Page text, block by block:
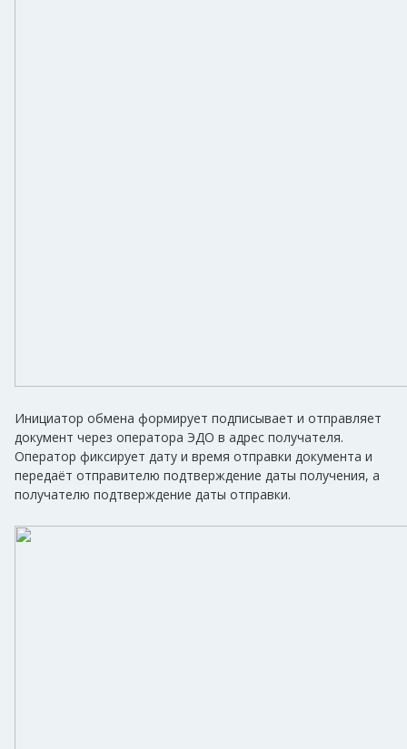
Инициатор обмена формирует подписывает и отправляет
документ через оператора ЭДО в адрес получателя.
Оператор фиксирует дату и время отправки документа и
передаёт отправителю подтверждение даты получения, а
получателю подтверждение даты отправки.